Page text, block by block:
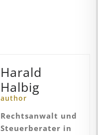
Harald
Halbig
author
Rechtsanwalt und
Steuerberater in